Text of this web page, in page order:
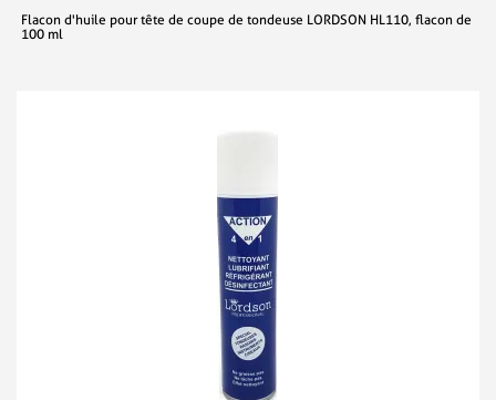
Flacon d'huile pour tête de coupe de tondeuse LORDSON HL110, flacon de
100 ml